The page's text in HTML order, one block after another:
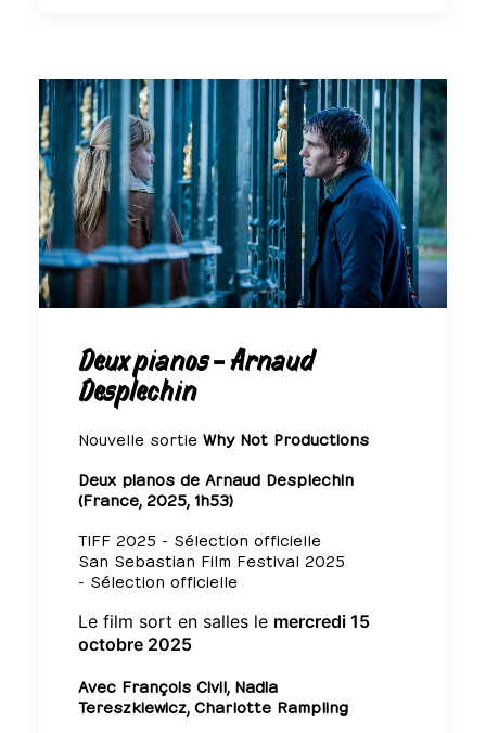
Deux pianos - Arnaud
Desplechin
Nouvelle sortie Why Not Productions
Deux pianos de Arnaud Desplechin
(France, 2025, 1h53)
TIFF 2025 - Sélection officielle
San Sebastian Film Festival 2025
- Sélection officielle
Le film sort en salles le mercredi 15
octobre 2025
Avec François Civil Nadia
Tereszkiewicz Charlotte Rampling